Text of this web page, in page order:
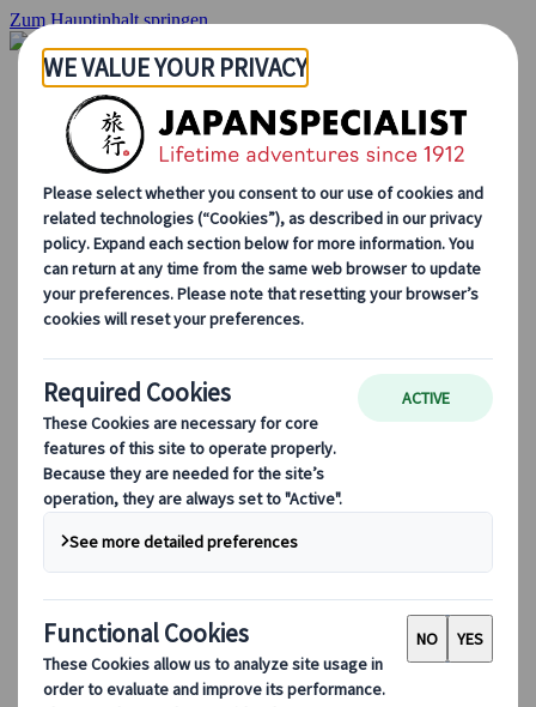
Zum Hauptinhalt springen
Startseite
Rundreisen
Individuelle Reisen
Gruppenreisen
Selbstfahrerreisen
Ausflüge
Massgeschneiderte Gruppenreisen
Japan Rail Pass
Wie wir arbeiten
Über uns
Treffen Sie unser Team
Werden Sie Teil unseres Teams
Saisonale Reisetipps
Highlights des Reiseziels
Kulturelle Einblicke
Kulinarische Erlebnisse
Entdecke Japan mit dem Zug
Häufig gestellte Fragen
Wichtige Informationen
Etikette in Japan
Autofahren in Japan
Bei uns buchen
Japan Rail Pass
Unterkunft
Online-Beratung
Japanspecialist
Reiseziele